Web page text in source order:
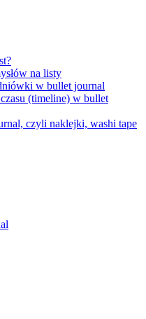
na listy
w bullet journal
(timeline) w bullet
czyli naklejki, washi tape